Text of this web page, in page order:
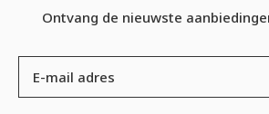
Ontvang de nieuwste